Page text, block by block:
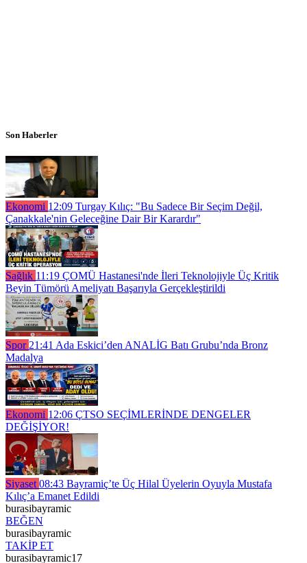
Son Haberler
Ekonomi 12:09 Turgay Kılıç: "Bu Sadece Bir Seçim Değil,
Çanakkale'nin Geleceğine Dair Bir Karardır"
Sağlık 11:19 ÇOMÜ Hastanesi'nde İleri Teknolojiyle Üç Kritik
Beyin Tümörü Ameliyatı Başarıyla Gerçekleştirildi
Spor 21:41 Ada Eskici’den ANALİG Batı Grubu’nda Bronz
Madalya
Ekonomi 12:06 ÇTSO SEÇİMLERİNDE DENGELER
DEĞİŞİYOR!
Siyaset 08:43 Bayramiç’te Üç Hilal Üyelerin Oyuyla Mustafa
Kılıç’a Emanet Edildi
burasibayramic
BEĞEN
burasibayramic
TAKİP ET
burasibayramic17